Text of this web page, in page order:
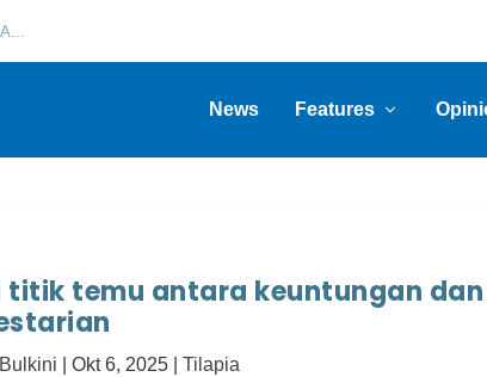
News Features
titik temu antara keuntungan dan
|Okt 6, 2025 |Tilapia